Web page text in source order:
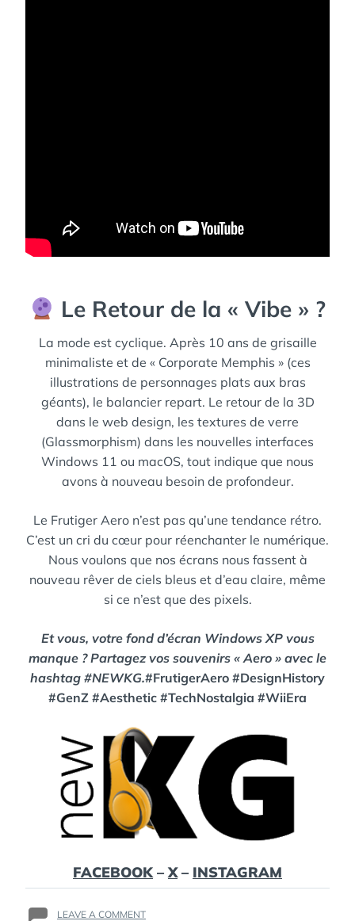
Le Retour de la « Vibe » ?
La mode est cyclique. Après 10 ans de grisaille
minimaliste et de « Corporate Memphis » (ces
illustrations de personnages plats aux bras
géants), le balancier repart. Le retour de la 3D
dans le web design, les textures de verre
(Glassmorphism) dans les nouvelles interfaces
Windows 11 ou macOS, tout indique que nous
avons à nouveau besoin de profondeur.
Le Frutiger Aero n’est pas qu’une tendance rétro.
C’est un cri du cœur pour réenchanter le numérique.
Nous voulons que nos écrans nous fassent à
nouveau rêver de ciels bleus et d’eau claire, même
si ce n’est que des pixels.
Et vous, votre fond d’écran Windows XP vous
manque ? Partagez vos souvenirs « Aero » avec le
hashtag #NEWKG.#FrutigerAero #DesignHistory
#GenZ #Aesthetic #TechNostalgia #WiiEra
FACEBOOK–X– INSTAGRAM
LEAVE A COMMENTON